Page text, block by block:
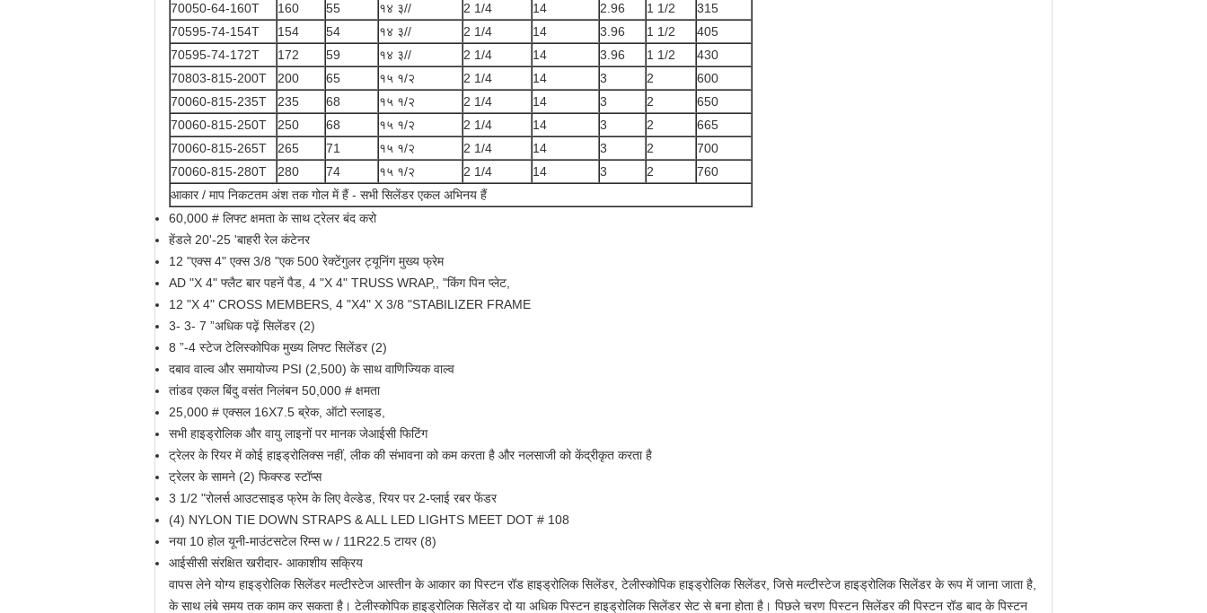
70050-64-160T
160 55 १४ ३// 2 1/4 14 2.96 1 1/2
315
70595-74-154T
154 54 १४ ३// 2 1/4 14 3.96 1 1/2
405
70595-74-172T
172 59 १४ ३// 2 1/4 14 3.96 1 1/2
430
70803-815-200T
200 65 १५ १/२ 2 1/4 14 3 2
600
70060-815-235T
235 68 १५ १/२ 2 1/4 14 3 2
650
70060-815-250T
250 68 १५ १/२ 2 1/4 14 3 2
665
70060-815-265T
265 71 १५ १/२ 2 1/4 14 3 2
700
70060-815-280T
280 74 १५ १/२ 2 1/4 14 3 2
760
आकार / माप निकटतम अंश तक गोल में हैं - सभी सिलेंडर एकल अभिनय हैं
60,000 # लिफ्ट क्षमता के साथ ट्रेलर बंद करो
हेंडले 20'-25 'बाहरी रेल कंटेनर
12 "एक्स 4" एक्स 3/8 "एक 500 रेक्टेंगुलर ट्यूनिंग मुख्य फ्रेम
AD "X 4" फ्लैट बार पहनें पैड, 4 "X 4" TRUSS WRAP,, "किंग पिन प्लेट,
12 "X 4" CROSS MEMBERS, 4 "X4" X 3/8 "STABILIZER FRAME
3- 3- 7 ”अधिक पढ़ें सिलेंडर (2)
8 ”-4 स्टेज टेलिस्कोपिक मुख्य लिफ्ट सिलेंडर (2)
दबाव वाल्व और समायोज्य PSI (2,500) के साथ वाणिज्यिक वाल्व
तांडव एकल बिंदु वसंत निलंबन 50,000 # क्षमता
25,000 # एक्सल 16X7.5 ब्रेक, ऑटो स्लाइड,
सभी हाइड्रोलिक और वायु लाइनों पर मानक जेआईसी फिटिंग
ट्रेलर के रियर में कोई हाइड्रोलिक्स नहीं, लीक की संभावना को कम करता है और नलसाजी को केंद्रीकृत करता है
ट्रेलर के सामने (2) फिक्स्ड स्टॉप्स
3 1/2 "रोलर्स आउटसाइड फ्रेम के लिए वेल्डेड, रियर पर 2-प्लाई रबर फेंडर
(4) NYLON TIE DOWN STRAPS & ALL LED LIGHTS MEET DOT # 108
नया 10 होल यूनी-माउंटसटेल रिम्स w / 11R22.5 टायर (8)
आईसीसी संरक्षित खरीदार- आकाशीय सक्रिय
वापस लेने योग्य हाइड्रोलिक सिलेंडर मल्टीस्टेज आस्तीन के आकार का पिस्टन रॉड हाइड्रोलिक सिलेंडर, टेलीस्कोपिक हाइड्रोलिक सिलेंडर, जिसे मल्टीस्टेज हाइड्रोलिक सिलेंडर के रूप में जाना जाता है,
के साथ लंबे समय तक काम कर सकता है। टेलीस्कोपिक हाइड्रोलिक सिलेंडर दो या अधिक पिस्टन हाइड्रोलिक सिलेंडर सेट से बना होता है। पिछले चरण पिस्टन सिलेंडर की पिस्टन रॉड बाद के पिस्टन